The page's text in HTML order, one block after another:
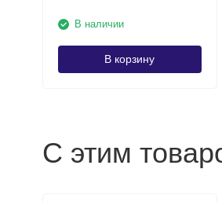
В наличии
В корзину
С этим